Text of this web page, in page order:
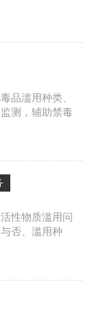
以及对检出
相关部门的工
品滥用种类、
测，辅助禁毒
性物质滥用问
否、滥用种